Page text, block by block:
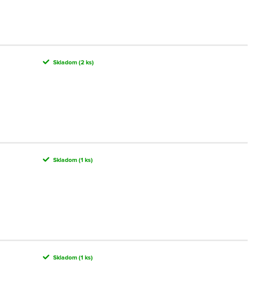
Skladom(2 ks)
Skladom(1 ks)
Skladom(1 ks)